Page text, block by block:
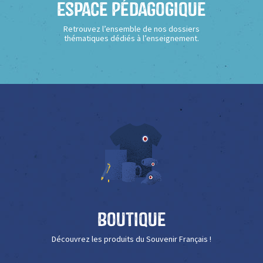
Espace Pédagogique
Retrouvez l’ensemble de nos dossiers
thématiques dédiés à l’enseignement.
Boutique
Découvrez les produits du Souvenir Français !